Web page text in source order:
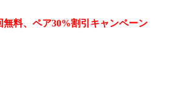
無料、ペア30%割引キャンペーン